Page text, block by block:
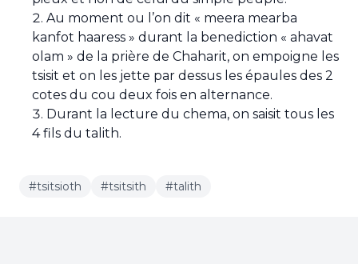
Au moment ou l’on dit « meera mearba
kanfot haaress » durant la benediction « ahavat
olam » de la prière de Chaharit, on empoigne les
tsisit et on les jette par dessus les épaules des 2
cotes du cou deux fois en alternance.
Durant la lecture du chema, on saisit tous les
4 fils du talith.
#tsitsioth #tsitsith #talith